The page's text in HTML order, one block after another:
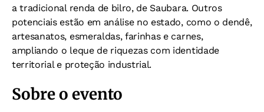
a tradicional renda de bilro, de Saubara. Outros
potenciais estão em análise no estado, como o dendê,
artesanatos, esmeraldas, farinhas e carnes,
ampliando o leque de riquezas com identidade
territorial e proteção industrial.
Sobre o evento